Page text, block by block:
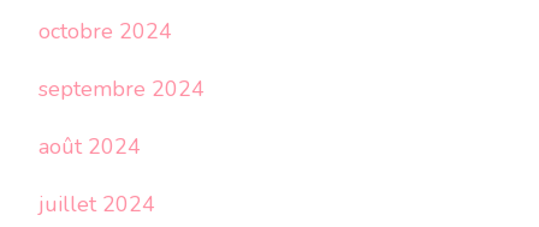
octobre 2024
septembre 2024
août 2024
juillet 2024